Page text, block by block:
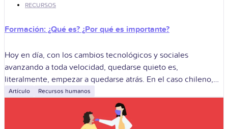
RECURSOS
Formación: ¿Qué es? ¿Por qué es importante?
Hoy en día, con los cambios tecnológicos y sociales
avanzando a toda velocidad, quedarse quieto es,
literalmente, empezar a quedarse atrás. En el caso chileno,
donde las empresas navegan entre
Artículo Recursos humanos